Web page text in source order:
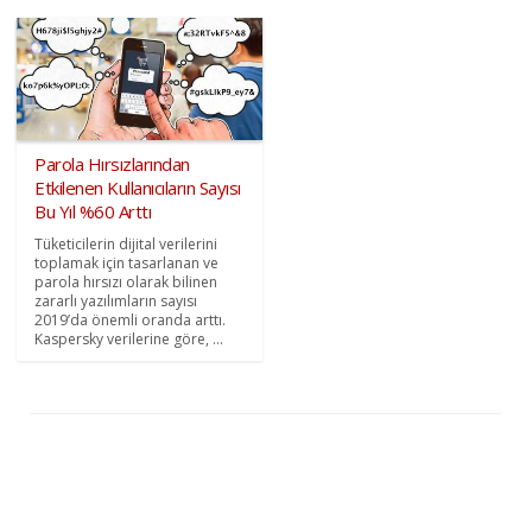
Parola Hırsızlarından
Etkilenen Kullanıcıların Sayısı
Bu Yıl %60 Arttı
Tüketicilerin dijital verilerini
toplamak için tasarlanan ve
parola hırsızı olarak bilinen
zararlı yazılımların sayısı
2019’da önemli oranda arttı.
Kaspersky verilerine göre, ...